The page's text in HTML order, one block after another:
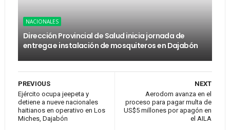
NACIONALES
Dirección Provincial de Salud inicia jornada de
entrega e instalación de mosquiteros en Dajabón
NEXT
Aerodom avanza en el
proceso para pagar multa de
US$5 millones por apagón en
el AILA
PREVIOUS
Ejército ocupa jeepeta y
detiene a nueve nacionales
haitianos en operativo en Los
Miches, Dajabón